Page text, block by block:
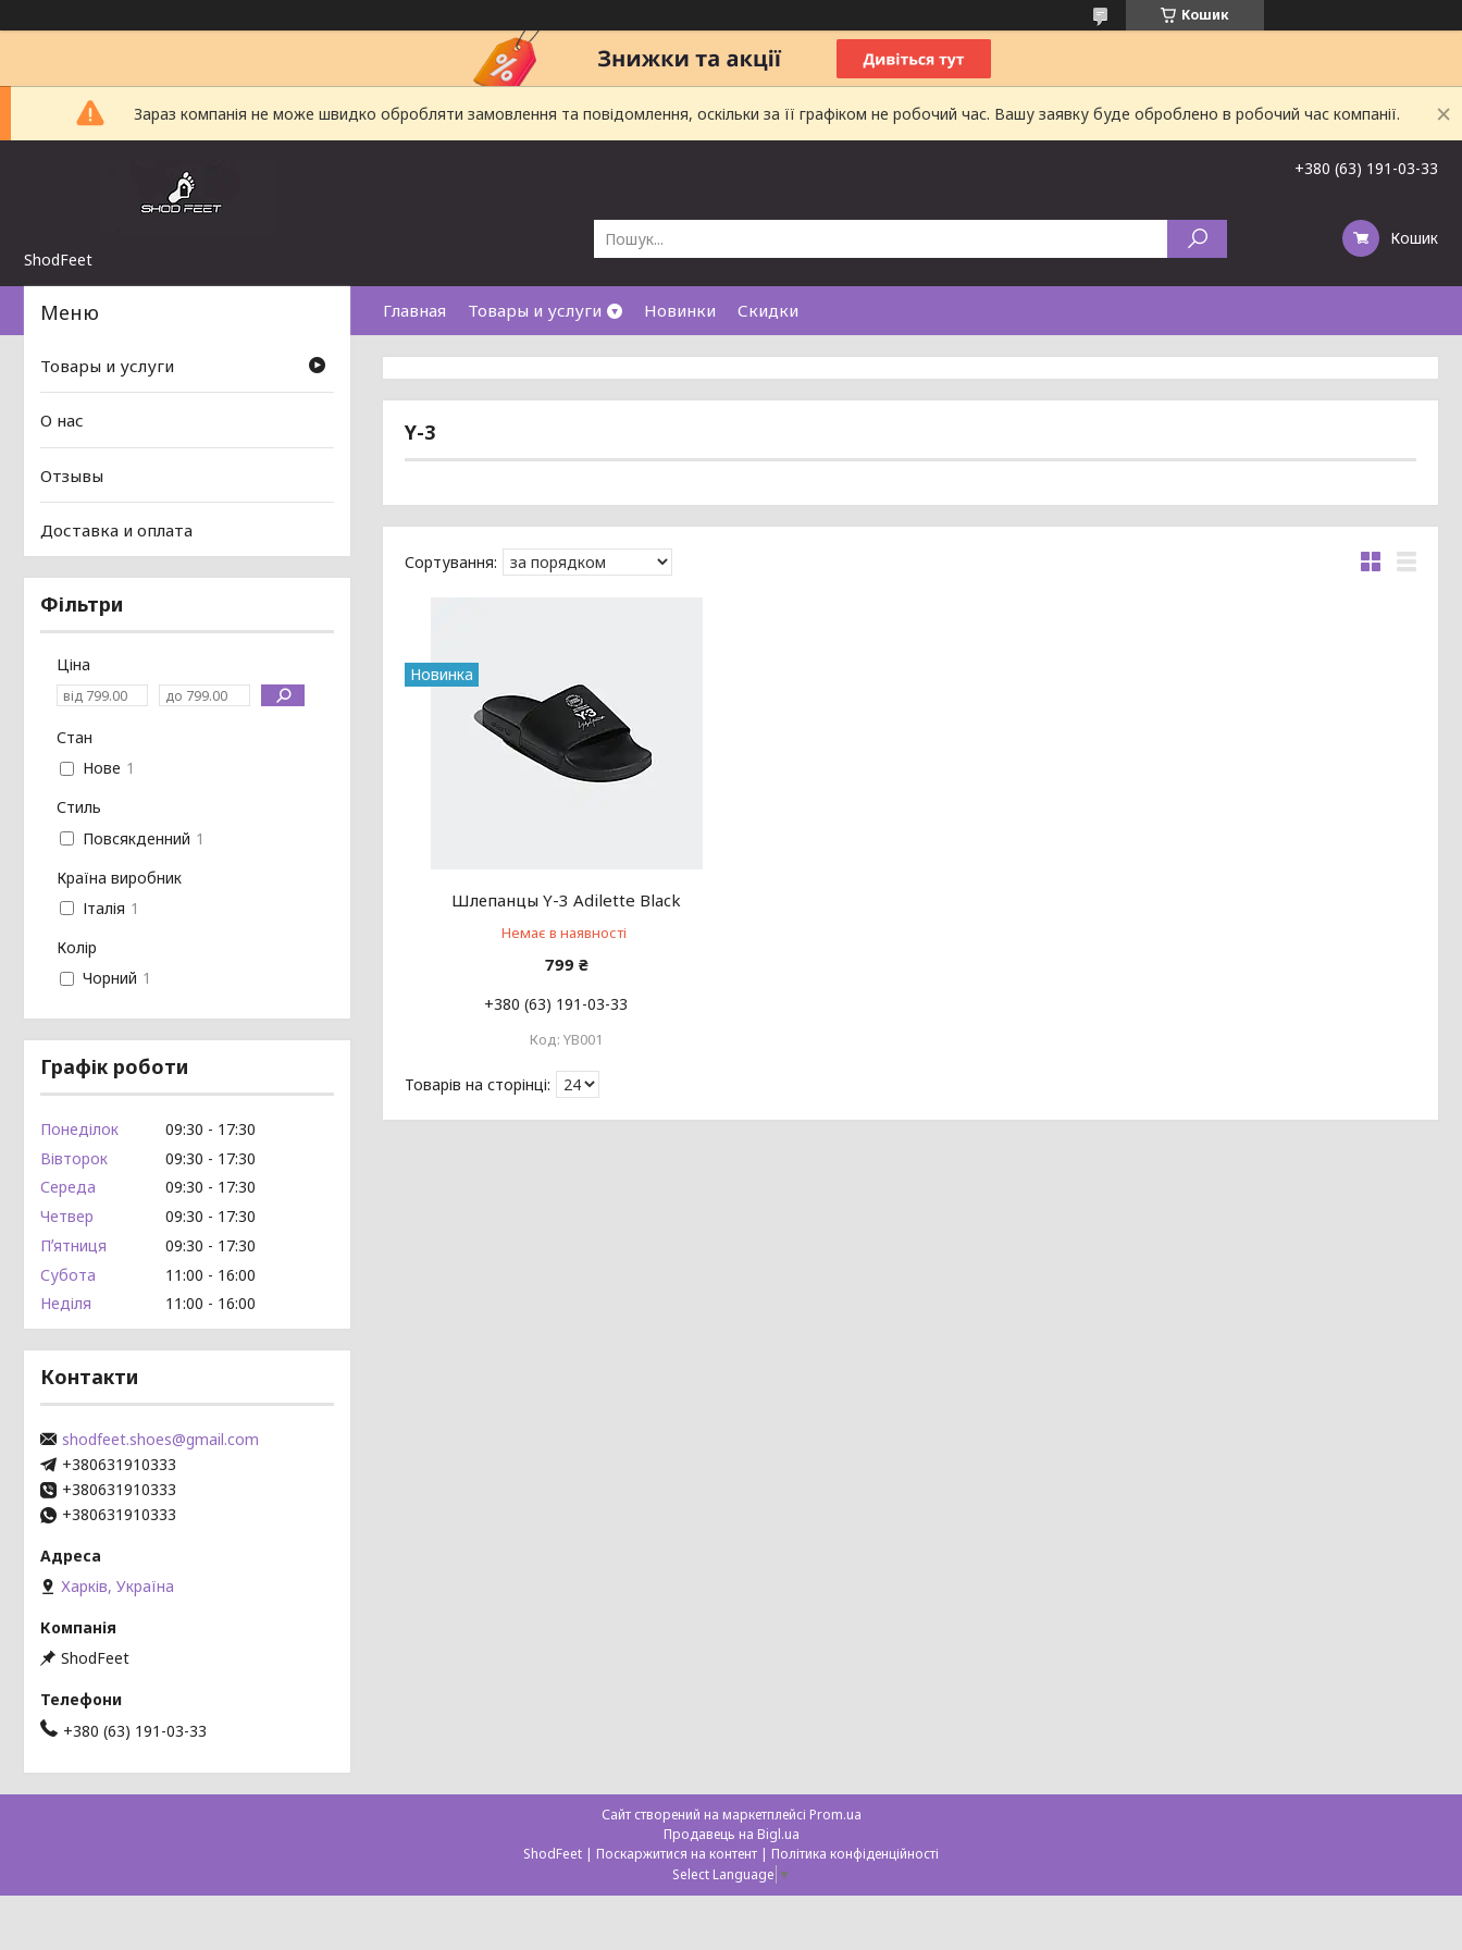
Кошик
Зараз компанія не може швидко обробляти замовлення та повідомлення, оскільки за її графіком не робочий час. Вашу заявку буде оброблено в робочий час компанії.
ShodFeet
+380 (63) 191-03-33
Кошик
Главная Товары и услуги Новинки Скидки
Y-3
Новинка
Шлепанцы Y-3 Adilette Black
Немає в наявності
799 ₴
+380 (63) 191-03-33
YB001
Товары и услуги
О нас
Отзывы
Доставка и оплата
Фільтри
Ціна
Стан
Нове 1
Стиль
Повсякденний 1
Країна виробник
Італія 1
Колір
Чорний 1
Графік роботи
Понеділок 09:30
17:30
Вівторок
09:30
17:30
Середа
09:30
17:30
Четвер
09:30
17:30
Пʼятниця
09:30
17:30
Субота
11:00
16:00
Неділя
11:00 16:00
Контакти
shodfeet.shoes@gmail.com
+380631910333
+380631910333
+380631910333
Харків, Україна
ShodFeet
+380 (63) 191-03-33
Сайт створений на маркетплейсі Prom.ua
Продавець на Bigl.ua
ShodFeet | Поскаржитися на контент | Політика конфіденційності
Select Language ▼